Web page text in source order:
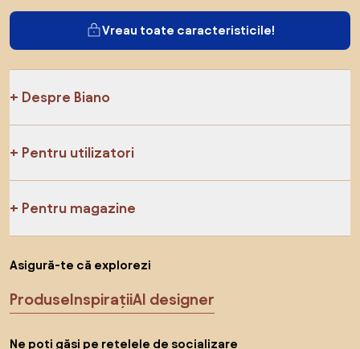
Vreau toate caracteristicile!
Despre Biano
Pentru utilizatori
Pentru magazine
Asigură-te că explorezi
ProduseInspirațiiAI designer
Ne poți găsi pe rețelele de socializare